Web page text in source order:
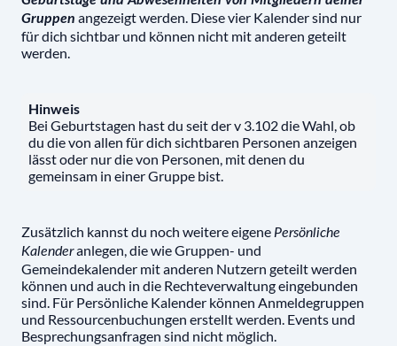
Gruppen angezeigt werden. Diese vier Kalender sind nur
für dich sichtbar und können nicht mit anderen geteilt
werden.
Hinweis
Bei Geburtstagen hast du seit der v 3.102 die Wahl, ob
du die von allen für dich sichtbaren Personen anzeigen
lässt oder nur die von Personen, mit denen du
gemeinsam in einer Gruppe bist.
Zusätzlich kannst du noch weitere eigene Persönliche
Kalenderanlegen, die wie Gruppen- und
Gemeindekalender mit anderen Nutzern geteilt werden
können und auch in die Rechteverwaltung eingebunden
sind. Für Persönliche Kalender können Anmeldegruppen
und Ressourcenbuchungen erstellt werden. Events und
Besprechungsanfragen sind nicht möglich.